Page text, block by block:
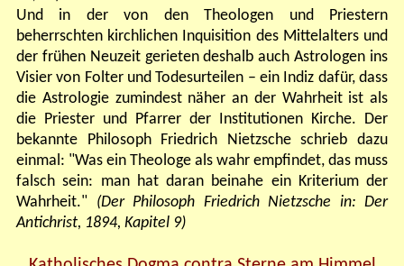
Und in der von den Theologen und Priestern
beherrschten kirchlichen Inquisition des Mittelalters und
der frühen Neuzeit gerieten deshalb auch Astrologen ins
Visier von Folter und Todesurteilen – ein Indiz dafür, dass
die Astrologie zumindest näher an der Wahrheit ist als
die Priester und Pfarrer der Institutionen Kirche. Der
bekannte Philosoph Friedrich Nietzsche schrieb dazu
einmal: "Was ein Theologe als wahr empfindet, das muss
falsch sein: man hat daran beinahe ein Kriterium der
Wahrheit." (Der Philosoph Friedrich Nietzsche in: Der
Antichrist, 1894, Kapitel 9)